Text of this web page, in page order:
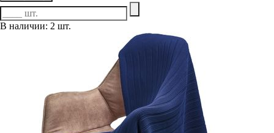
В наличии: 2 шт.